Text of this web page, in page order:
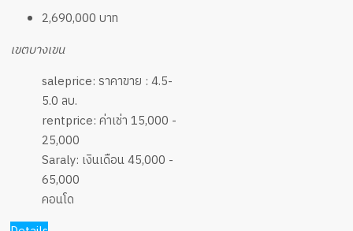
2,690,000 บาท
เขตบางเขน
saleprice: ราคาขาย : 4.5-
5.0 ลบ.
rentprice: ค่าเช่า 15,000 -
25,000
Saraly: เงินเดือน 45,000 -
65,000
คอนโด